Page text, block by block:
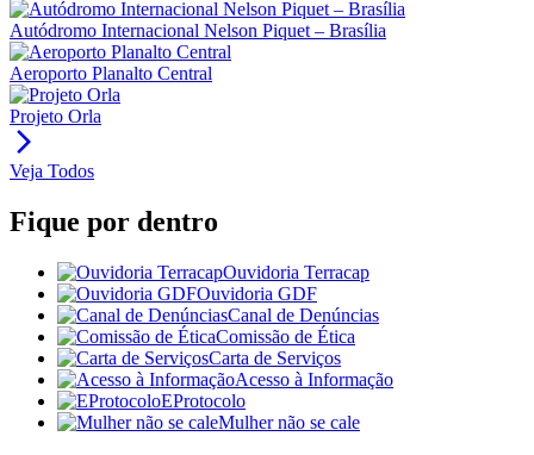
Autódromo Internacional Nelson Piquet – Brasília
Aeroporto Planalto Central
Projeto Orla
arrow_forward_ios
Veja Todos
Fique por dentro
Ouvidoria Terracap
Ouvidoria GDF
Canal de Denúncias
Comissão de Ética
Carta de Serviços
Acesso à Informação
EProtocolo
Mulher não se cale